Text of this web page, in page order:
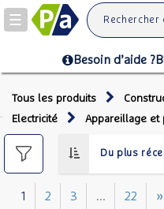
Toggle
navigation
Besoin d’aide ?
Tous les produits
Electricité
Appareillage et
1 2 3 ... 22 »